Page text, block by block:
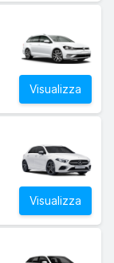
Visualizza
Visualizza